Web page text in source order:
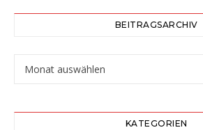
BEITRAGSARCHIV
KATEGORIEN